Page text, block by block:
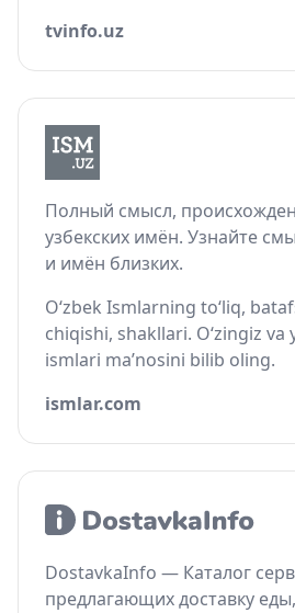
tvinfo.uz
Полный смысл,
узбекских имён. Узнайте
и имён близких.
O‘zbek Ismlarning to‘liq,
chiqishi, shakllari. O‘zingiz
ismlari ma’nosini bilib oling.
ismlar.com
DostavkaInfo — Каталог
предлагающих доставку